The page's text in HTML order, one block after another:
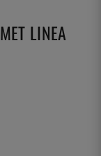
LINEA